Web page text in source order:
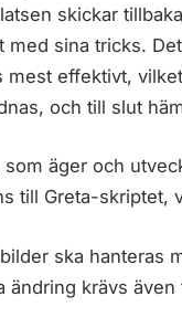
skickar
med sina tricks.
mest effektivt,
och till slut
som äger och
till Greta-skriptet,
ska hanteras
ändring krävs